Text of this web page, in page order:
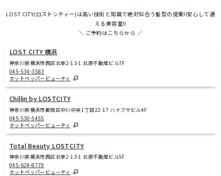
LOST CITY(ロストシティー)は高い技術と知識で絶対似合う髪型の提案!!安心して通
える美容室!!
＼ ご予約はこちらから ／
LOST CITY 横浜
神奈川県横浜市西区北幸2-13-1 北原不動産ビル7F
045-534-3583
ホットペッパービューティ
Chillin by LOSTCITY
神奈川県横浜市都筑区中川中央1丁目22-17 ハナブサビル4F
045-530-5455
ホットペッパービューティ
Total Beauty LOSTCITY
神奈川県横浜市西区北幸2-13-1 北原不動産ビル5F
045-624-8779
ホットペッパービューティ